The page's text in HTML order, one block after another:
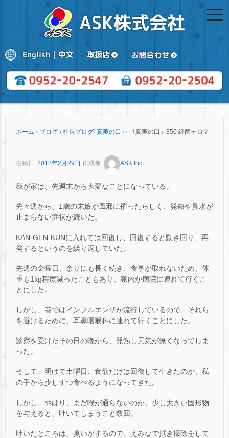
ホーム › ブログ › 社長ブログ｢真実の口｣ › 「真実の口」350 細菌テロ？
投稿日: 2012年2月29日 作成者: ASK Inc.
我が家は、先週末から大変なことになっている。
先々週から、1歳の末娘が風邪に罹ったらしく、発熱や鼻水が
止まらない症状が続いた。
KAN-GEN-KUNに入れては回復し、回復すると動き回り、再
発するというのを繰り返していた。
先週の金曜日、余りにも長く続き、食事が取れないため、体
重も1kg程度減ったこともあり、家内が病院に連れて行くこ
とにした。
しかし、巷ではインフルエンザが流行しているので、それら
を避けるために、耳鼻咽喉科に連れて行くことにした。
診察を受けたその日の晩から、発熱し元気が無くなってしま
った。
そして、明けて土曜日、食欲だけは回復して生きたのか、私
の手から少しずつ食べるようになってきた。
しかし、やはり、まだ喉が通らないのか、少し大きい固形物
を与えると、吐いてしまうこと数回。
吐いたところは、臭いがするので、えみなで拭き掃除をして